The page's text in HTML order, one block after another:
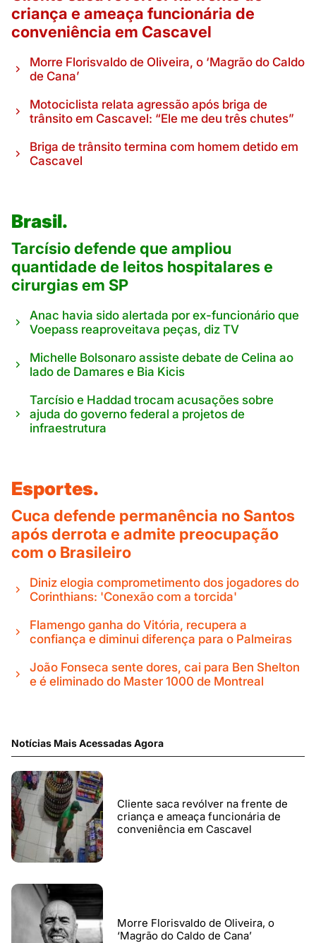
criança e ameaça funcionária de
conveniência em Cascavel
Morre Florisvaldo de Oliveira, o ‘Magrão do Caldo
de Cana’
Motociclista relata agressão após briga de
trânsito em Cascavel: “Ele me deu três chutes”
Briga de trânsito termina com homem detido em
Cascavel
Brasil.
Tarcísio defende que ampliou
quantidade de leitos hospitalares e
cirurgias em SP
Anac havia sido alertada por ex-funcionário que
Voepass reaproveitava peças, diz TV
Michelle Bolsonaro assiste debate de Celina ao
lado de Damares e Bia Kicis
Tarcísio e Haddad trocam acusações sobre
ajuda do governo federal a projetos de
infraestrutura
Esportes.
Cuca defende permanência no Santos
após derrota e admite preocupação
com o Brasileiro
Diniz elogia comprometimento dos jogadores do
Corinthians: 'Conexão com a torcida'
Flamengo ganha do Vitória, recupera a
confiança e diminui diferença para o Palmeiras
João Fonseca sente dores, cai para Ben Shelton
e é eliminado do Master 1000 de Montreal
Notícias Mais Acessadas Agora
Cliente saca revólver na frente de
criança e ameaça funcionária de
conveniência em Cascavel
Morre Florisvaldo de Oliveira, o
‘Magrão do Caldo de Cana’